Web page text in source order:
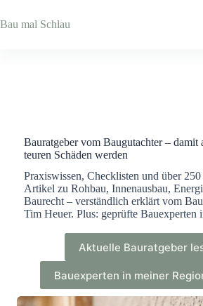
Inhalt
springen
Bau mal Schlau
Bauratgeber vom Baugutachter – damit
teuren Schäden werden
Praxiswissen, Checklisten und über
Artikel zu Rohbau, Innenausbau,
Baurecht – verständlich erklärt vom
Tim Heuer. Plus: geprüfte Bauexperten
Aktuelle Bauratgeber
Bauexperten in meiner